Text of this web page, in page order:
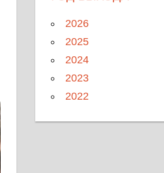
2026
2025
2024
2023
2022